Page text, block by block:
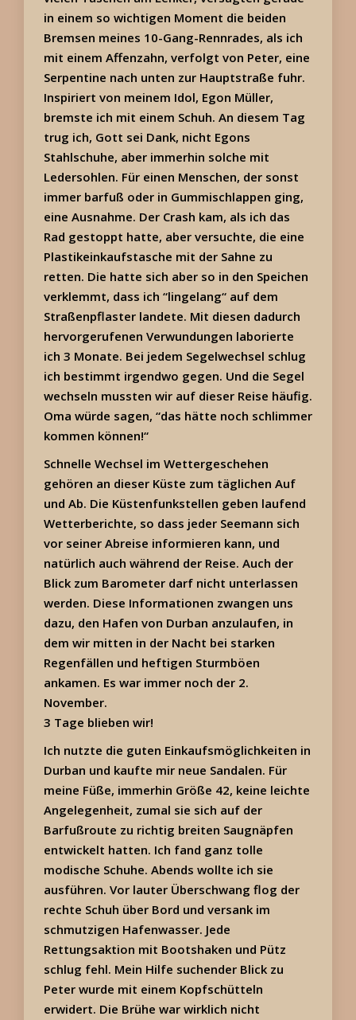
in einem so wichtigen Moment die beiden
Bremsen meines 10-Gang-Rennrades, als ich
mit einem Affenzahn, verfolgt von Peter, eine
Serpentine nach unten zur Hauptstraße fuhr.
Inspiriert von meinem Idol, Egon Müller,
bremste ich mit einem Schuh. An diesem Tag
trug ich, Gott sei Dank, nicht Egons
Stahlschuhe, aber immerhin solche mit
Ledersohlen. Für einen Menschen, der sonst
immer barfuß oder in Gummischlappen ging,
eine Ausnahme. Der Crash kam, als ich das
Rad gestoppt hatte, aber versuchte, die eine
Plastikeinkaufstasche mit der Sahne zu
retten. Die hatte sich aber so in den Speichen
verklemmt, dass ich “lingelang“ auf dem
Straßenpflaster landete. Mit diesen dadurch
hervorgerufenen Verwundungen laborierte
ich 3 Monate. Bei jedem Segelwechsel schlug
ich bestimmt irgendwo gegen. Und die Segel
wechseln mussten wir auf dieser Reise häufig.
Oma würde sagen, “das hätte noch schlimmer
kommen können!“
Schnelle Wechsel im Wettergeschehen
gehören an dieser Küste zum täglichen Auf
und Ab. Die Küstenfunkstellen geben laufend
Wetterberichte, so dass jeder Seemann sich
vor seiner Abreise informieren kann, und
natürlich auch während der Reise. Auch der
Blick zum Barometer darf nicht unterlassen
werden. Diese Informationen zwangen uns
dazu, den Hafen von Durban anzulaufen, in
dem wir mitten in der Nacht bei starken
Regenfällen und heftigen Sturmböen
ankamen. Es war immer noch der 2.
November.
3 Tage blieben wir!
Ich nutzte die guten Einkaufsmöglichkeiten in
Durban und kaufte mir neue Sandalen. Für
meine Füße, immerhin Größe 42, keine leichte
Angelegenheit, zumal sie sich auf der
Barfußroute zu richtig breiten Saugnäpfen
entwickelt hatten. Ich fand ganz tolle
modische Schuhe. Abends wollte ich sie
ausführen. Vor lauter Überschwang flog der
rechte Schuh über Bord und versank im
schmutzigen Hafenwasser. Jede
Rettungsaktion mit Bootshaken und Pütz
schlug fehl. Mein Hilfe suchender Blick zu
Peter wurde mit einem Kopfschütteln
erwidert. Die Brühe war wirklich nicht